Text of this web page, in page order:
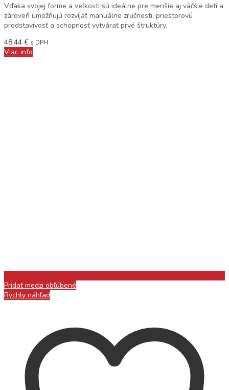
Vďaka svojej forme a veľkosti sú ideálne pre menšie aj väčšie deti a
zároveň umožňujú rozvíjať manuálne zručnosti, priestorovú
predstavivosť a schopnosť vytvárať prvé štruktúry.
48,44 € s DPH
Viac info
Pridať medzi obľúbené
Rýchly náhľad